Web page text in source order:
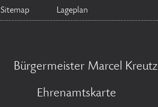
Sitemap Lageplan
Bürgermeister Marcel Kreutz
Ehrenamtskarte